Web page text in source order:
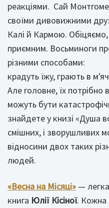
реакціями. Сай
своїми дивовижними
Калі й Кармою.
приємним. Восьминоги
різними способами:
крадуть їжу, грають в
Але головне, їх потрібно
можуть бути
знайдете у книзі «Душа
смішних, і зворушливих
відносини двох таких
людей.
«Весна на Місяці» —
книга Юлії Кісіної. Кожна